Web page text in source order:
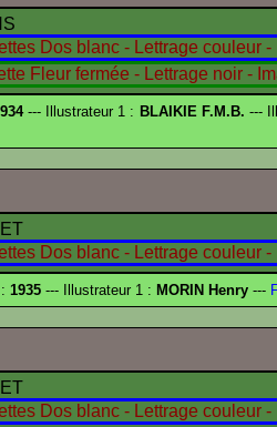
--- Illustrateur 1 : BLAIKIE F.M.B. ---
1935 --- Illustrateur 1 : MORIN Henry ---